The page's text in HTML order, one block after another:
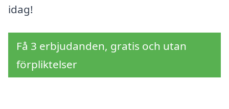
idag!
Få 3 erbjudanden, gratis och utan
förpliktelser